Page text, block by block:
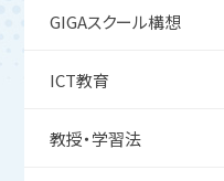
GIGAスクール構想
ICT教育
教授・学習法